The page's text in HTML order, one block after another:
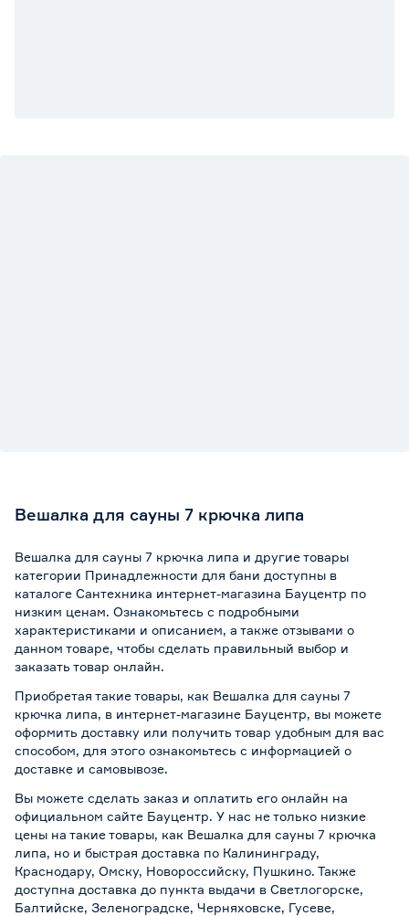
Вешалка для сауны 7 крючка липа
Вешалка для сауны 7 крючка липа и другие товары
категории Принадлежности для бани доступны в
каталоге Сантехника интернет-магазина Бауцентр по
низким ценам. Ознакомьтесь с подробными
характеристиками и описанием, а также отзывами о
данном товаре, чтобы сделать правильный выбор и
заказать товар онлайн.
Приобретая такие товары, как Вешалка для сауны 7
крючка липа, в интернет-магазине Бауцентр, вы можете
оформить доставку или получить товар удобным для вас
способом, для этого ознакомьтесь с информацией о
доставке и самовывозе.
Вы можете сделать заказ и оплатить его онлайн на
официальном сайте Бауцентр. У нас не только низкие
цены на такие товары, как Вешалка для сауны 7 крючка
липа, но и быстрая доставка по Калининграду,
Краснодару, Омску, Новороссийску, Пушкино. Также
доступна доставка до пункта выдачи в Светлогорске,
Балтийске, Зеленоградске, Черняховске, Гусеве,